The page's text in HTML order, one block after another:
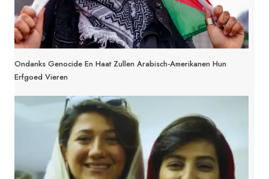
Ondanks Genocide En Haat Zullen Arabisch-Amerikanen Hun
Erfgoed Vieren